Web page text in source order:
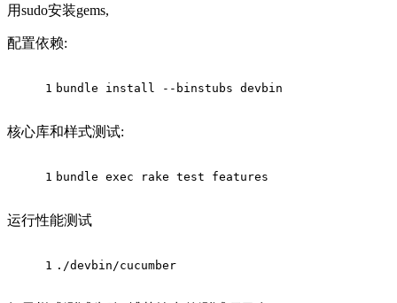
用sudo安装gems,
配置依赖:
1 bundle install --binstubs devbin
核心库和样式测试:
1 bundle exec rake test features
运行性能测试
1 ./devbin/cucumber